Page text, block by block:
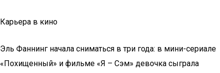
Карьера в кино
Эль Фаннинг начала сниматься в три года: в мини-сериале
«Похищенный» и фильме «Я – Сэм» девочка сыграла